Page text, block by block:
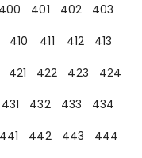
400 401 402
403
410 411 412
413
421 422 423
424
431 432 433
434
441 442 443
444